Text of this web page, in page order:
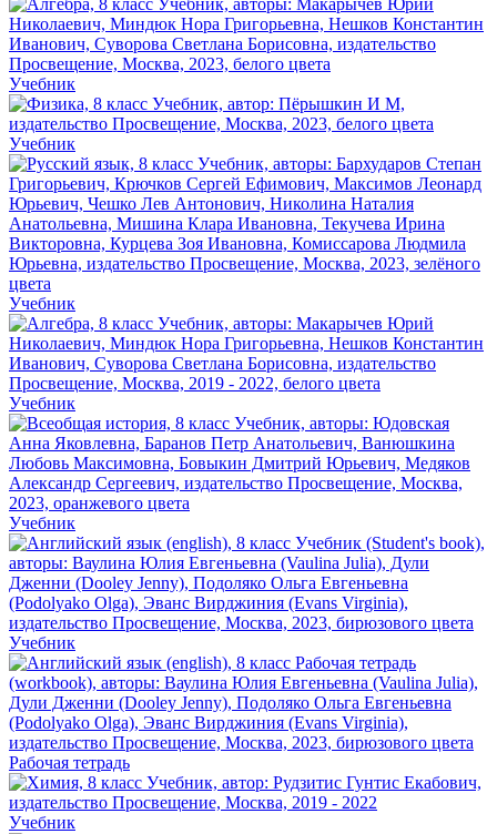
Учебник
Учебник
Учебник
Учебник
Учебник
Учебник
Рабочая тетрадь
Учебник